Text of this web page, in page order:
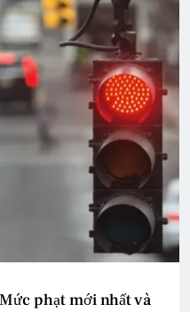
phạt mới nhất và